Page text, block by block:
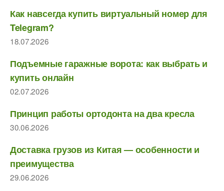
Как навсегда купить виртуальный номер для
Telegram?
18.07.2026
Подъемные гаражные ворота: как выбрать и
купить онлайн
02.07.2026
Принцип работы ортодонта на два кресла
30.06.2026
Доставка грузов из Китая — особенности и
преимущества
29.06.2026